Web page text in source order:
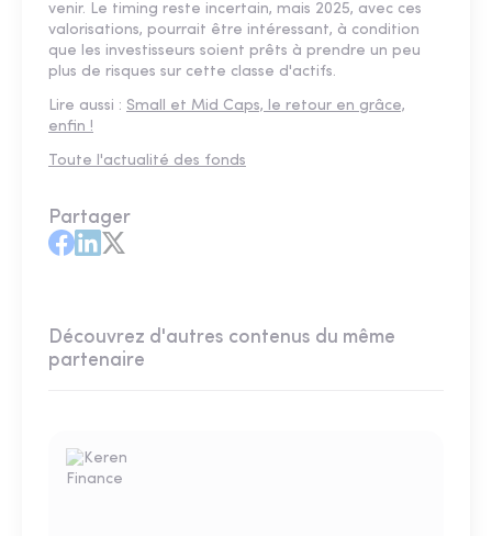
venir. Le timing reste incertain, mais 2025, avec ces
valorisations, pourrait être intéressant, à condition
que les investisseurs soient prêts à prendre un peu
plus de risques sur cette classe d'actifs.
Lire aussi : Small et Mid Caps, le retour en grâce,
enfin !
Toute l'actualité des fonds
Partager
Découvrez d'autres contenus du même
partenaire